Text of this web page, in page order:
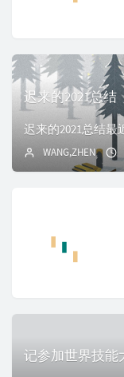
迟来的2021总结
WANG,ZHEN